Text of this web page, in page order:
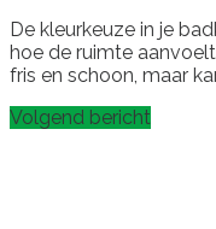
De kleurkeuze in je
hoe de ruimte
fris en schoon, maar
Volgend bericht